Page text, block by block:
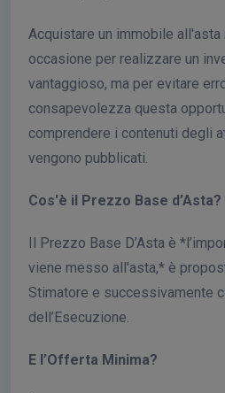
Acquistare un immobile all'asta
occasione per realizzare un
vantaggioso, ma per evitare
consapevolezza questa
comprendere i contenuti degli
vengono pubblicati.
Cos'è il Prezzo Base d’Asta?
Il Prezzo Base D’Asta è
viene messo all'asta,* è
Stimatore e successivamente
dell’Esecuzione.
E l’Offerta Minima?